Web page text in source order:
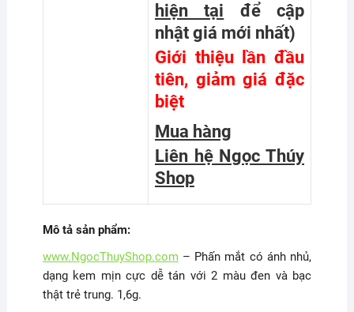
hiện tại
để cập
nhật giá mới nhất)
Giới thiệu lần đầu
tiên, giảm giá đặc
biệt
Mua hàng
Liên hệ Ngọc Thúy
Shop
Mô tả sản phẩm:
www.NgocThuyShop.com– Phấn mắt có ánh nhủ,
dạng kem mịn cực dễ tán với 2 màu đen và bạc
thật trẻ trung. 1,6g.